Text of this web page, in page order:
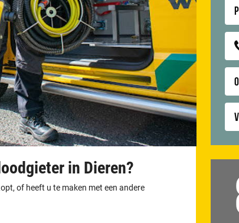
in Dieren?
of heeft u te maken met een andere